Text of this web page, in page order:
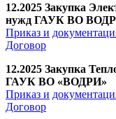
12.2025 Закупка
нужд ГАУК ВО
Приказ и
Договор
12.2025 Закупка
ГАУК ВО «ВОДРИ»
Приказ и
Договор